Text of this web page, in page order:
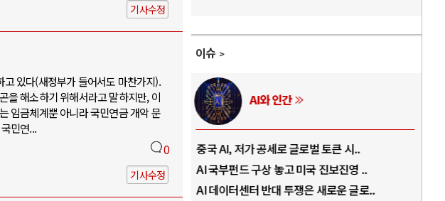
기사수정
있다(새정부가 들어서도 마찬가지).
을 해소하기 위해서라고 말하지만, 이
임금체계뿐 아니라 국민연금 개악 문
민연...
0
기사수정
이슈
중동 위기
갈등 격화, 트럼프 정치·경제 ..
해협 통행료를 철회한 트럼프
르무즈 해협 봉쇄 선택한 배경
AI와 인간
중국 AI, 저가 공세로 글로벌 토큰 시..
AI 국부펀드 구상 놓고 미국 진보진영 ..
AI 데이터센터 반대 투쟁은 새로운 글로..